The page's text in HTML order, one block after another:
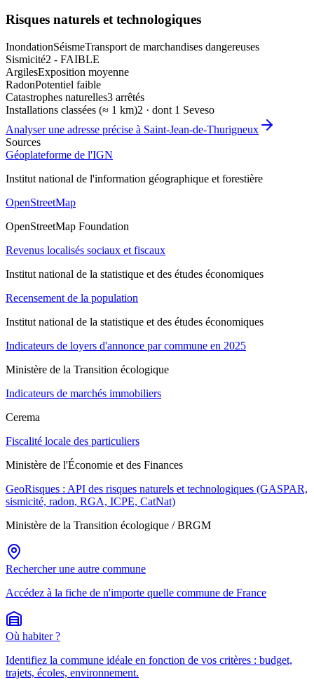
Risques naturels et technologiques
InondationSéismeTransport de marchandises dangereuses
Sismicité2 - FAIBLE
ArgilesExposition moyenne
RadonPotentiel faible
Catastrophes naturelles3 arrêtés
Installations classées (≈ 1 km)2 · dont 1 Seveso
Analyser une adresse précise à Saint-Jean-de-Thurigneux
Sources
Géoplateforme de l'IGN
Institut national de l'information géographique et forestière
OpenStreetMap
OpenStreetMap Foundation
Revenus localisés sociaux et fiscaux
Institut national de la statistique et des études économiques
Recensement de la population
Institut national de la statistique et des études économiques
Indicateurs de loyers d'annonce par commune en 2025
Ministère de la Transition écologique
Indicateurs de marchés immobiliers
Cerema
Fiscalité locale des particuliers
Ministère de l'Économie et des Finances
GeoRisques : API des risques naturels et technologiques (GASPAR,
sismicité, radon, RGA, ICPE, CatNat)
Ministère de la Transition écologique / BRGM
Rechercher une autre commune
Accédez à la fiche de n'importe quelle commune de France
Où habiter ?
Identifiez la commune idéale en fonction de vos critères : budget,
trajets, écoles, environnement.